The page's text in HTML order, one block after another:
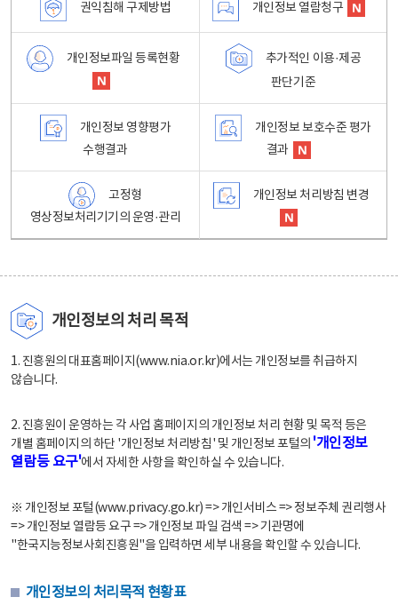
권익침해 구제방법 개인정보 열람청구
개인정보파일 등록현황
추가적인 이용·제공
판단기준
개인정보 영향평가
수행결과
개인정보 보호수준 평가
결과
고정형
영상정보처리기기의 운영·관리
개인정보 처리방침 변경
개인정보의 처리 목적
1. 진흥원의 대표홈페이지(www.nia.or.kr)에서는 개인정보를 취급하지
않습니다.
2. 진흥원이 운영하는 각 사업 홈페이지의 개인정보 처리 현황 및 목적 등은
개별 홈페이지의 하단 '개인정보 처리방침' 및 개인정보 포털의 '개인정보
열람등 요구'에서 자세한 사항을 확인하실 수 있습니다.
※ 개인정보 포털(www.privacy.go.kr) => 개인서비스 => 정보주체 권리행사
=> 개인정보 열람등 요구 => 개인정보 파일 검색 => 기관명에
"한국지능정보사회진흥원"을 입력하면 세부 내용을 확인할 수 있습니다.
개인정보의 처리목적 현황표